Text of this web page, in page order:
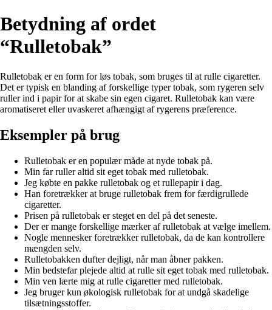
Betydning af ordet
“Rulletobak”
Rulletobak er en form for løs tobak, som bruges til at rulle cigaretter.
Det er typisk en blanding af forskellige typer tobak, som rygeren selv
ruller ind i papir for at skabe sin egen cigaret. Rulletobak kan være
aromatiseret eller uvaskeret afhængigt af rygerens præference.
Eksempler på brug
Rulletobak er en populær måde at nyde tobak på.
Min far ruller altid sit eget tobak med rulletobak.
Jeg købte en pakke rulletobak og et rullepapir i dag.
Han foretrækker at bruge rulletobak frem for færdigrullede
cigaretter.
Prisen på rulletobak er steget en del på det seneste.
Der er mange forskellige mærker af rulletobak at vælge imellem.
Nogle mennesker foretrækker rulletobak, da de kan kontrollere
mængden selv.
Rulletobakken dufter dejligt, når man åbner pakken.
Min bedstefar plejede altid at rulle sit eget tobak med rulletobak.
Min ven lærte mig at rulle cigaretter med rulletobak.
Jeg bruger kun økologisk rulletobak for at undgå skadelige
tilsætningsstoffer.